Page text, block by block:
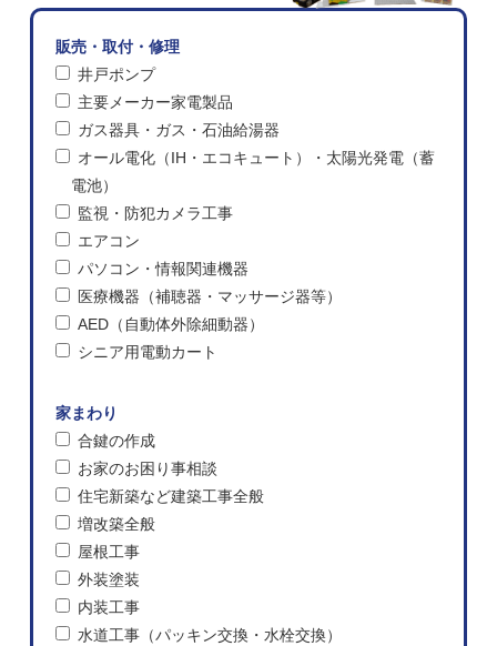
販売・取付・修理
井戸ポンプ
主要メーカー家電製品
ガス器具・ガス・石油給湯器
オール電化（IH・エコキュート）・太陽光発電（蓄
電池）
監視・防犯カメラ工事
エアコン
パソコン・情報関連機器
医療機器（補聴器・マッサージ器等）
AED（自動体外除細動器）
シニア用電動カート
家まわり
合鍵の作成
お家のお困り事相談
住宅新築など建築工事全般
増改築全般
屋根工事
外装塗装
内装工事
水道工事（パッキン交換・水栓交換）